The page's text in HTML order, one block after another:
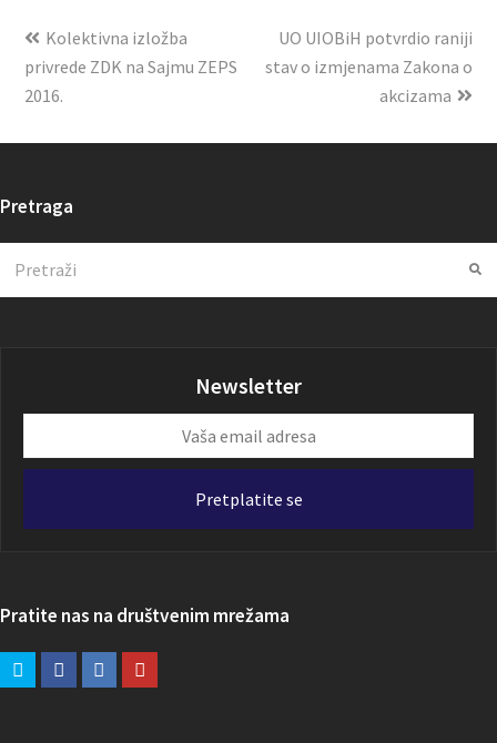
Kolektivna izložba
privrede ZDK na Sajmu ZEPS
2016.
UO UIOBiH potvrdio raniji
stav o izmjenama Zakona o
akcizama
Pretraga
Newsletter
email
Pretplatite se
Pratite nas na društvenim mrežama